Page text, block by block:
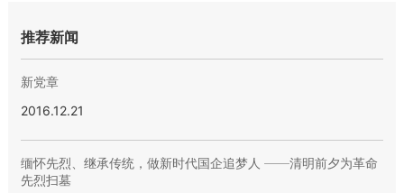
推荐新闻
新党章
2016.12.21
缅怀先烈、继承传统，做新时代国企追梦人 ——清明前夕为革命
先烈扫墓